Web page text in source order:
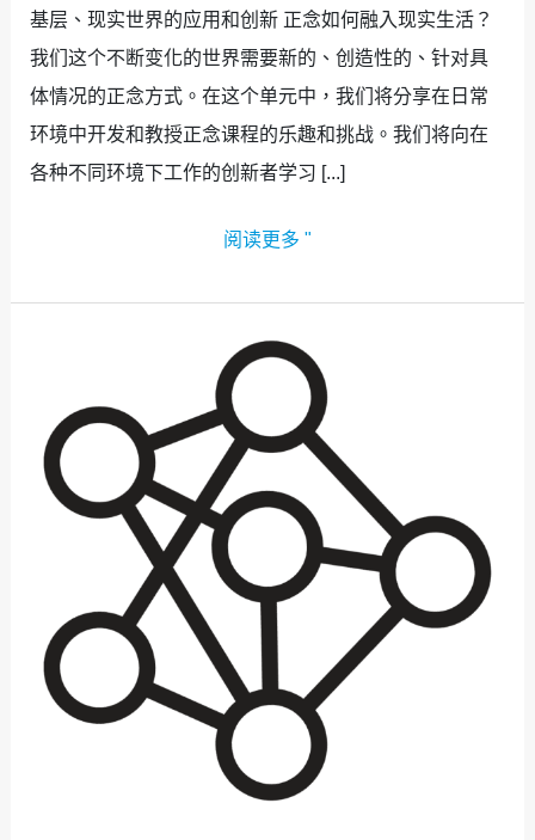
基层、现实世界的应用和创新 正念如何融入现实生活？
我们这个不断变化的世界需要新的、创造性的、针对具
体情况的正念方式。在这个单元中，我们将分享在日常
环境中开发和教授正念课程的乐趣和挑战。我们将向在
各种不同环境下工作的创新者学习 [...]
阅读更多 "
专
题
3：
社
会、
文
化
系
统
方
法